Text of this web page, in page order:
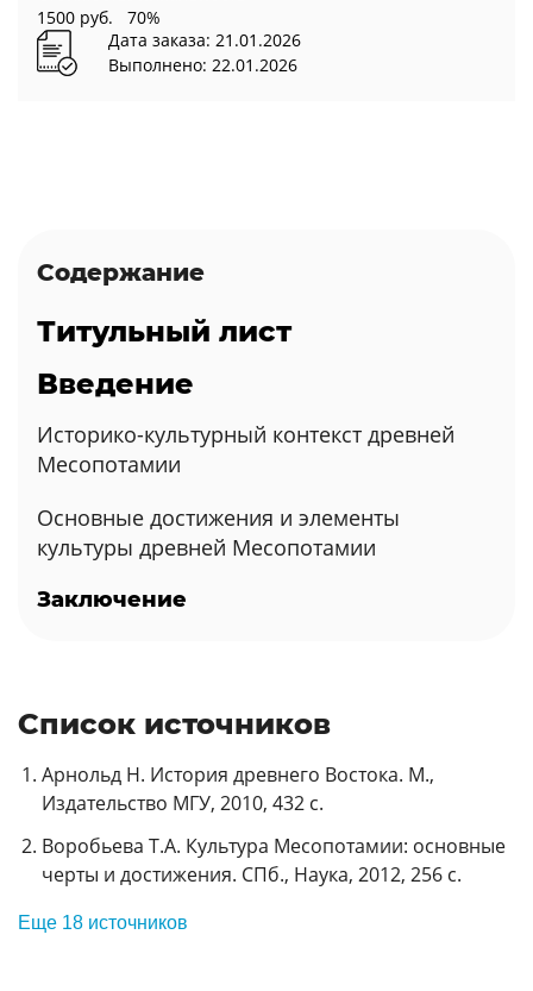
1500 руб.
70%
Дата заказа: 21.01.2026
Выполнено: 22.01.2026
Содержание
Титульный лист
Введение
Историко-культурный контекст древней
Месопотамии
Основные достижения и элементы
культуры древней Месопотамии
Заключение
Список источников
Арнольд Н. История древнего Востока. М.,
Издательство МГУ, 2010, 432 с.
Воробьева Т.А. Культура Месопотамии: основные
черты и достижения. СПб., Наука, 2012, 256 с.
Еще 18 источников